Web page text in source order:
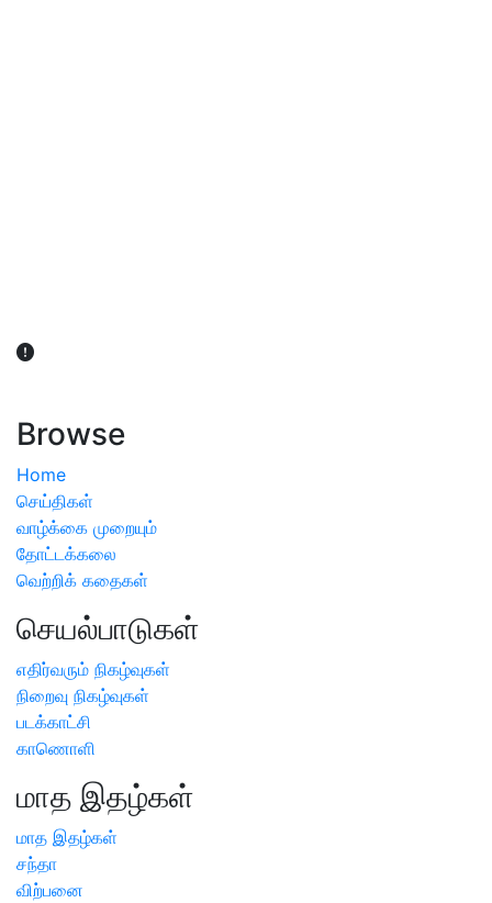
Browse
Home
செய்திகள்
வாழ்க்கை முறையும்
தோட்டக்கலை
வெற்றிக் கதைகள்
செயல்பாடுகள்
எதிர்வரும் நிகழ்வுகள்
நிறைவு நிகழ்வுகள்
படக்காட்சி
காணொளி
மாத இதழ்கள்
மாத இதழ்கள்
சந்தா
விற்பனை